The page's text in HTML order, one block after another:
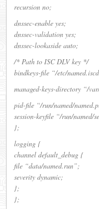
recursion no;
dnssec-enable yes;
dnssec-validation yes;
dnssec-lookaside auto;
/* Path to ISC DLV key */
bindkeys-file “/etc/
managed-keys-directory “/
pid-file “/run/named/
session-keyfile “/run/named/
};
logging {
channel default_debug {
file “data/named.run”;
severity dynamic;
};
};